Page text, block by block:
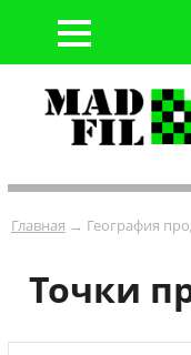
Главная → География
Точки